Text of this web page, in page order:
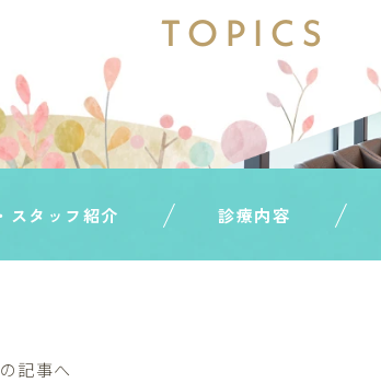
TOPICS
スタッフ紹介 診療内容
記事へ